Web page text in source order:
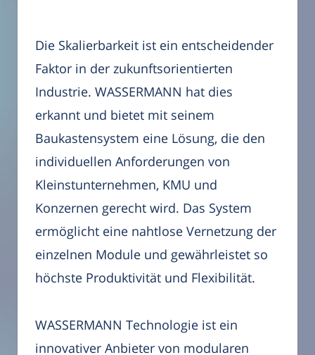
Die Skalierbarkeit ist ein entscheidender
Faktor in der zukunftsorientierten
Industrie. WASSERMANN hat dies
erkannt und bietet mit seinem
Baukastensystem eine Lösung, die den
individuellen Anforderungen von
Kleinstunternehmen, KMU und
Konzernen gerecht wird. Das System
ermöglicht eine nahtlose Vernetzung der
einzelnen Module und gewährleistet so
höchste Produktivität und Flexibilität.
WASSERMANN Technologie ist ein
innovativer Anbieter von modularen